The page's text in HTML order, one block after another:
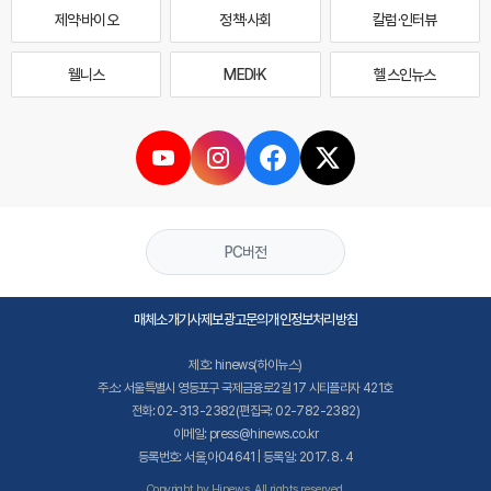
제약·바이오 정책·사회 칼럼·인터뷰
웰니스 MEDI·K 헬스인뉴스
PC버전
매체소개기사제보광고문의개인정보처리방침
제호: hinews(하이뉴스)
주소: 서울특별시 영등포구 국제금융로2길 17 시티플라자 421호
전화: 02-313-2382(편집국: 02-782-2382)
이메일: press@hinews.co.kr
등록번호: 서울,아04641 | 등록일: 2017. 8. 4